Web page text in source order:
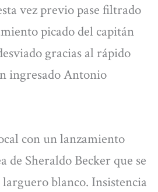
vez previo pase filtrado
picado del capitán
gracias al rápido
ingresado Antonio
con un lanzamiento
de Sheraldo Becker que se
blanco. Insistencia